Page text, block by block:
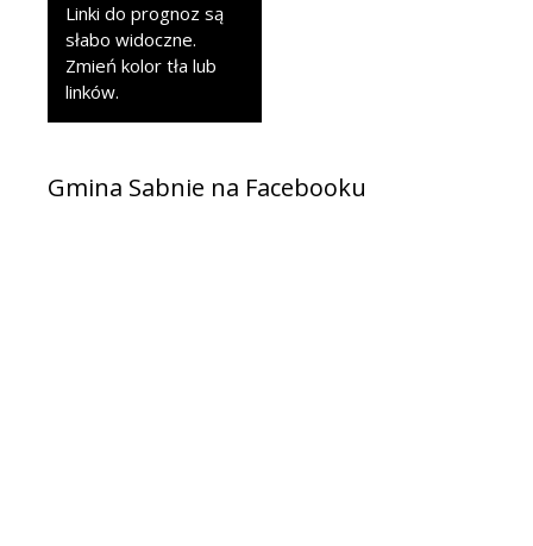
Linki do prognoz są
słabo widoczne.
Zmień kolor tła lub
linków.
Gmina Sabnie na Facebooku